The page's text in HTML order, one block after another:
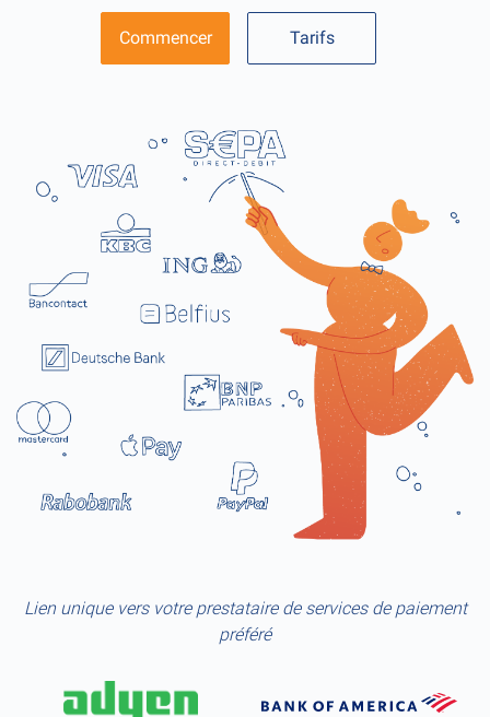
Commencer Tarifs
Lien unique vers votre prestataire de services de paiement
préféré